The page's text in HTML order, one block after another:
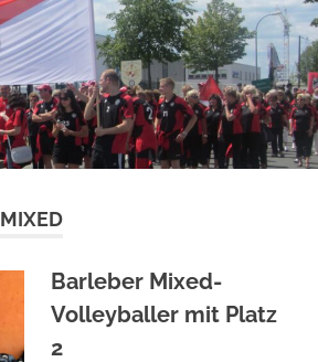
MIXED
Barleber Mixed-
Volleyballer mit Platz
2